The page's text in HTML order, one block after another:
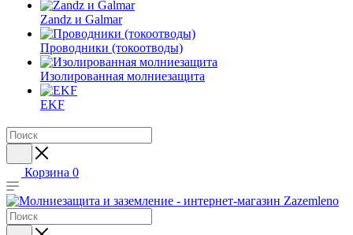
Zandz и Galmar
Проводники (токоотводы)
Изолированная молниезащита
EKF
Корзина 0